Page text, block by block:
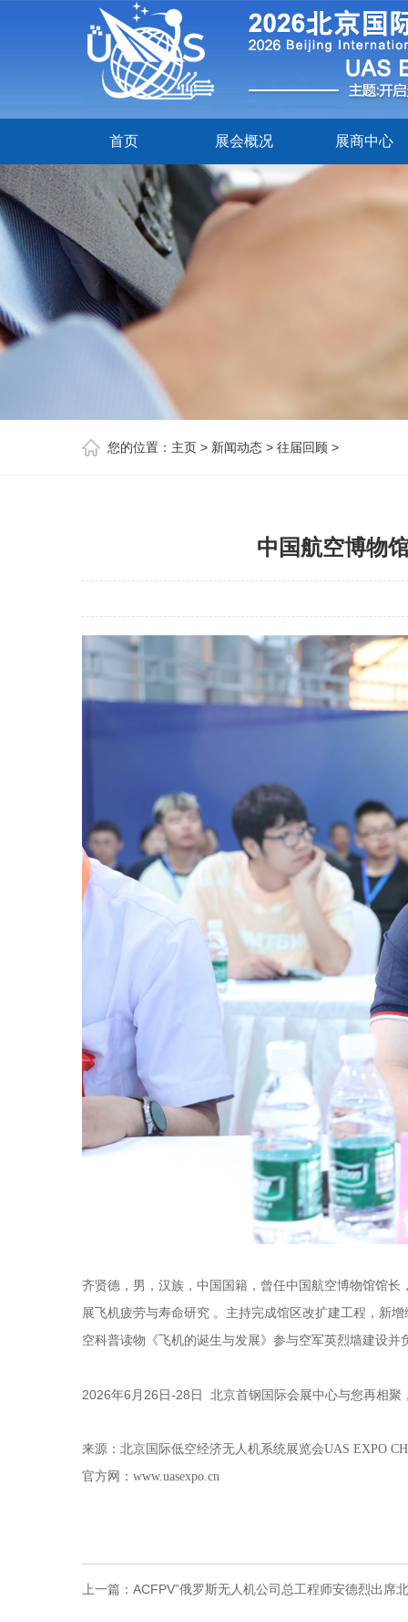
首页 展会概况 展商中心
您的位置： 主页 > 新闻动态 > 往届回顾 >
中国航空博物
齐贤德，男，汉族，中国国籍，曾任中国航空博物馆馆
展飞机疲劳与寿命研究 。主持完成馆区改扩建工程，新
空科普读物《飞机的诞生与发展》参与空军英烈墙建设
2026年6月26日-28日 北京首钢国际会展中心与您再相聚
来源：北京国际低空经济无人机系统展览会UAS EXPO
官方网：www.uasexpo.cn
上一篇： ACFPV”俄罗斯无人机公司总工程师安德烈出席